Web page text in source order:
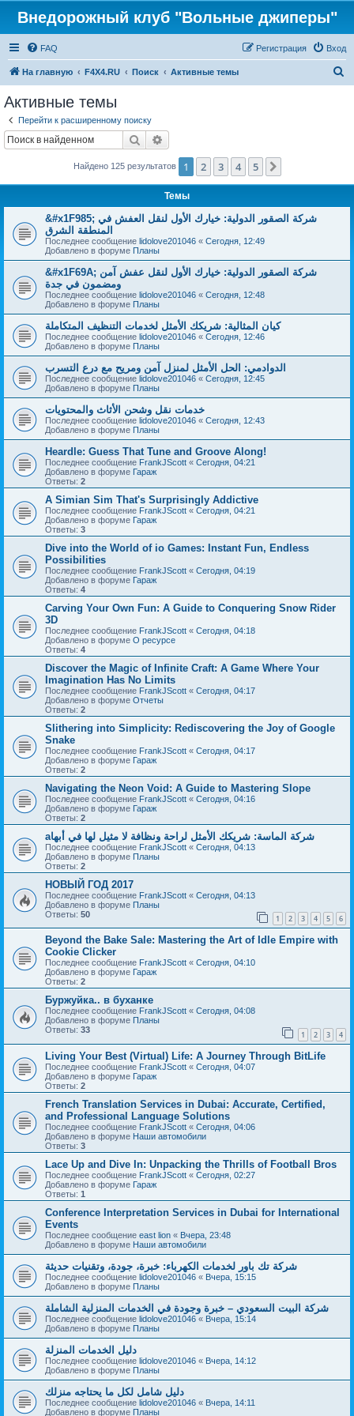
Внедорожный клуб "Вольные джиперы"
FAQ Вход
Регистрация
На главную F4X4.RU Поиск Активные темы
Активные темы
Перейти к расширенному поиску
Поиск
Найдено 125 результатов 1 2 3 4 5
Темы
&#x1F985; شركة الصقور الدولية: خيارك الأول لنقل العفش في
المنطقة الشرق
Последнее сообщение lidolove201046 « Сегодня, 12:49
Добавлено в форуме Планы
&#x1F69A; شركة الصقور الدولية: خيارك الأول لنقل عفش آمن
ومضمون في جدة
Последнее сообщение lidolove201046 « Сегодня, 12:48
Добавлено в форуме Планы
كيان المثالية: شريكك الأمثل لخدمات التنظيف المتكاملة
Последнее сообщение lidolove201046 « Сегодня, 12:46
Добавлено в форуме Планы
الدوادمي: الحل الأمثل لمنزل آمن ومريح مع درع التسرب
Последнее сообщение lidolove201046 « Сегодня, 12:45
Добавлено в форуме Планы
خدمات نقل وشحن الأثاث والمحتويات
Последнее сообщение lidolove201046 « Сегодня, 12:43
Добавлено в форуме Планы
Heardle: Guess That Tune and Groove Along!
Последнее сообщение FrankJScott « Сегодня, 04:21
Добавлено в форуме Гараж
Ответы: 2
A Simian Sim That's Surprisingly Addictive
Последнее сообщение FrankJScott « Сегодня, 04:21
Добавлено в форуме Гараж
Ответы: 3
Dive into the World of io Games: Instant Fun, Endless
Possibilities
Последнее сообщение FrankJScott « Сегодня, 04:19
Добавлено в форуме Гараж
Ответы: 4
Carving Your Own Fun: A Guide to Conquering Snow Rider
3D
Последнее сообщение FrankJScott « Сегодня, 04:18
Добавлено в форуме О ресурсе
Ответы: 4
Discover the Magic of Infinite Craft: A Game Where Your
Imagination Has No Limits
Последнее сообщение FrankJScott « Сегодня, 04:17
Добавлено в форуме Отчеты
Ответы: 2
Slithering into Simplicity: Rediscovering the Joy of Google
Snake
Последнее сообщение FrankJScott « Сегодня, 04:17
Добавлено в форуме Гараж
Ответы: 2
Navigating the Neon Void: A Guide to Mastering Slope
Последнее сообщение FrankJScott « Сегодня, 04:16
Добавлено в форуме Гараж
Ответы: 2
aشركة الماسة: شريكك الأمثل لراحة ونظافة لا مثيل لها في أبها
Последнее сообщение FrankJScott « Сегодня, 04:13
Добавлено в форуме Планы
Ответы: 2
НОВЫЙ ГОД 2017
Последнее сообщение FrankJScott « Сегодня, 04:13
Добавлено в форуме Планы
Ответы: 50 1 2 3 4 5 6
Beyond the Bake Sale: Mastering the Art of Idle Empire with
Cookie Clicker
Последнее сообщение FrankJScott « Сегодня, 04:10
Добавлено в форуме Гараж
Ответы: 2
Буржуйка.. в буханке
Последнее сообщение FrankJScott « Сегодня, 04:08
Добавлено в форуме Планы
Ответы: 33 1 2 3 4
Living Your Best (Virtual) Life: A Journey Through BitLife
Последнее сообщение FrankJScott « Сегодня, 04:07
Добавлено в форуме Гараж
Ответы: 2
French Translation Services in Dubai: Accurate, Certified,
and Professional Language Solutions
Последнее сообщение FrankJScott « Сегодня, 04:06
Добавлено в форуме Наши автомобили
Ответы: 3
Lace Up and Dive In: Unpacking the Thrills of Football Bros
Последнее сообщение FrankJScott « Сегодня, 02:27
Добавлено в форуме Гараж
Ответы: 1
Conference Interpretation Services in Dubai for International
Events
Последнее сообщение east lion « Вчера, 23:48
Добавлено в форуме Наши автомобили
شركة تك باور لخدمات الكهرباء: خبرة، جودة، وتقنيات حديثة
Последнее сообщение lidolove201046 « Вчера, 15:15
Добавлено в форуме Планы
شركة البيت السعودي – خبرة وجودة في الخدمات المنزلية الشاملة
Последнее сообщение lidolove201046 « Вчера, 15:14
Добавлено в форуме Планы
دليل الخدمات المنزلة
Последнее сообщение lidolove201046 « Вчера, 14:12
Добавлено в форуме Планы
دليل شامل لكل ما يحتاجه منزلك
Последнее сообщение lidolove201046 « Вчера, 14:11
Добавлено в форуме Планы